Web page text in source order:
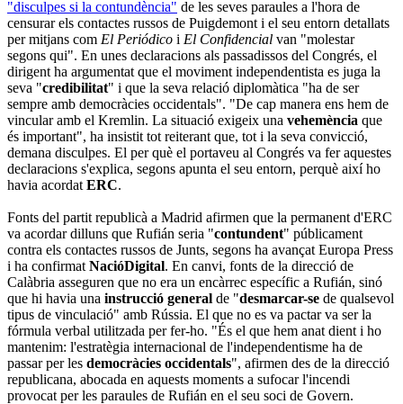
"disculpes si la contundència" de les seves paraules a l'hora de
censurar els contactes russos de Puigdemont i el seu entorn detallats
per mitjans com El Periódico i El Confidencial van "molestar
segons qui". En unes declaracions als passadissos del Congrés, el
dirigent ha argumentat que el moviment independentista es juga la
seva "credibilitat" i que la seva relació diplomàtica "ha de ser
sempre amb democràcies occidentals". "De cap manera ens hem de
vincular amb el Kremlin. La situació exigeix una vehemència que
és important", ha insistit tot reiterant que, tot i la seva convicció,
demana disculpes. El per què el portaveu al Congrés va fer aquestes
declaracions s'explica, segons apunta el seu entorn, perquè així ho
havia acordat ERC.
Fonts del partit republicà a Madrid afirmen que la permanent d'ERC
va acordar dilluns que Rufián seria "contundent" públicament
contra els contactes russos de Junts, segons ha avançat Europa Press
i ha confirmat NacióDigital. En canvi, fonts de la direcció de
Calàbria asseguren que no era un encàrrec específic a Rufián, sinó
que hi havia una instrucció general de "desmarcar-se de qualsevol
tipus de vinculació" amb Rússia. El que no es va pactar va ser la
fórmula verbal utilitzada per fer-ho. "És el que hem anat dient i ho
mantenim: l'estratègia internacional de l'independentisme ha de
passar per les democràcies occidentals", afirmen des de la direcció
republicana, abocada en aquests moments a sufocar l'incendi
provocat per les paraules de Rufián en el seu soci de Govern.